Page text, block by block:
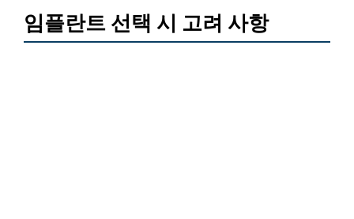
임플란트 선택 시 고려 사항